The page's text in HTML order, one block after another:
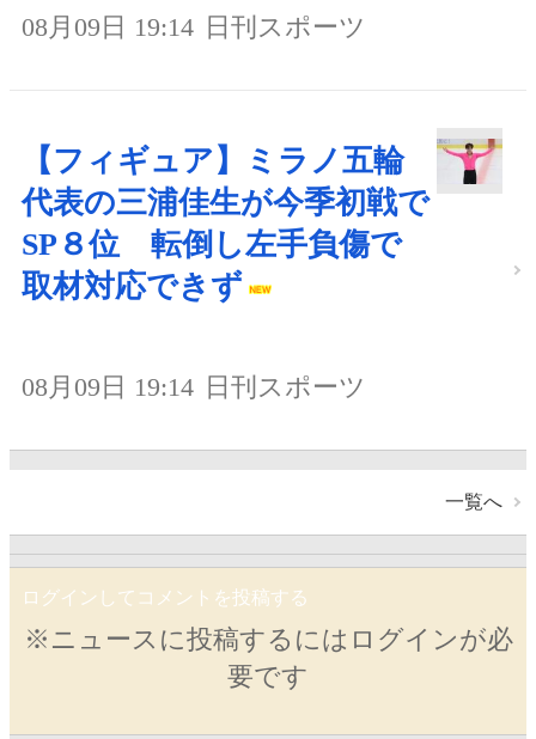
08月09日 19:14 日刊スポーツ
【フィギュア】ミラノ五輪
代表の三浦佳生が今季初戦で
SP８位 転倒し左手負傷で
取材対応できず
08月09日 19:14 日刊スポーツ
一覧へ
ログインしてコメントを投稿する
※ニュースに投稿するにはログインが必
要です